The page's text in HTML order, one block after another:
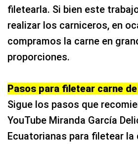
filetearla. Si bien este
realizar los carniceros, en
compramos la carne en
proporciones.
Pasos para filetear carne
Sigue los pasos que
YouTube Miranda García
Ecuatorianas para filetear la